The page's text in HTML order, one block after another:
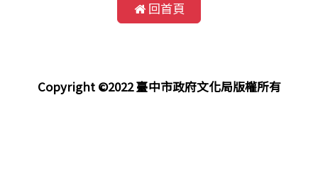
回首頁
Copyright ©2022 臺中市政府文化局版權所有